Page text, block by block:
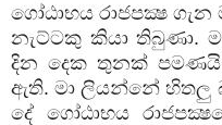
ගෝඨාභය රාජපක්‍ෂ ගැන
නැට්ටකු කියා තිබුණා.
දින දෙක තුනක් පමණයි
ඇති.මා ලියන්නේ හිතලු
දේ ගෝඨාභය